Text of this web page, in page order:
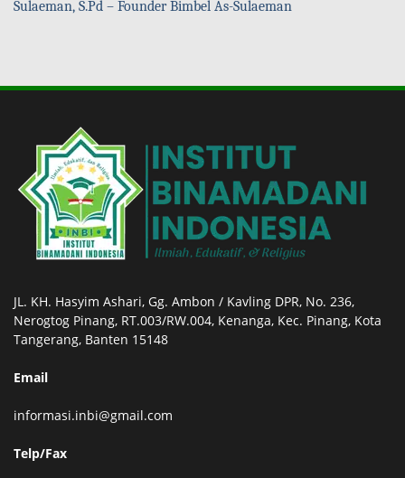
Sulaeman, S.Pd – Founder Bimbel As-Sulaeman
JL. KH. Hasyim Ashari, Gg. Ambon / Kavling DPR, No. 236,
Nerogtog Pinang, RT.003/RW.004, Kenanga, Kec. Pinang, Kota
Tangerang, Banten 15148
Email
informasi.inbi@gmail.com
Telp/Fax